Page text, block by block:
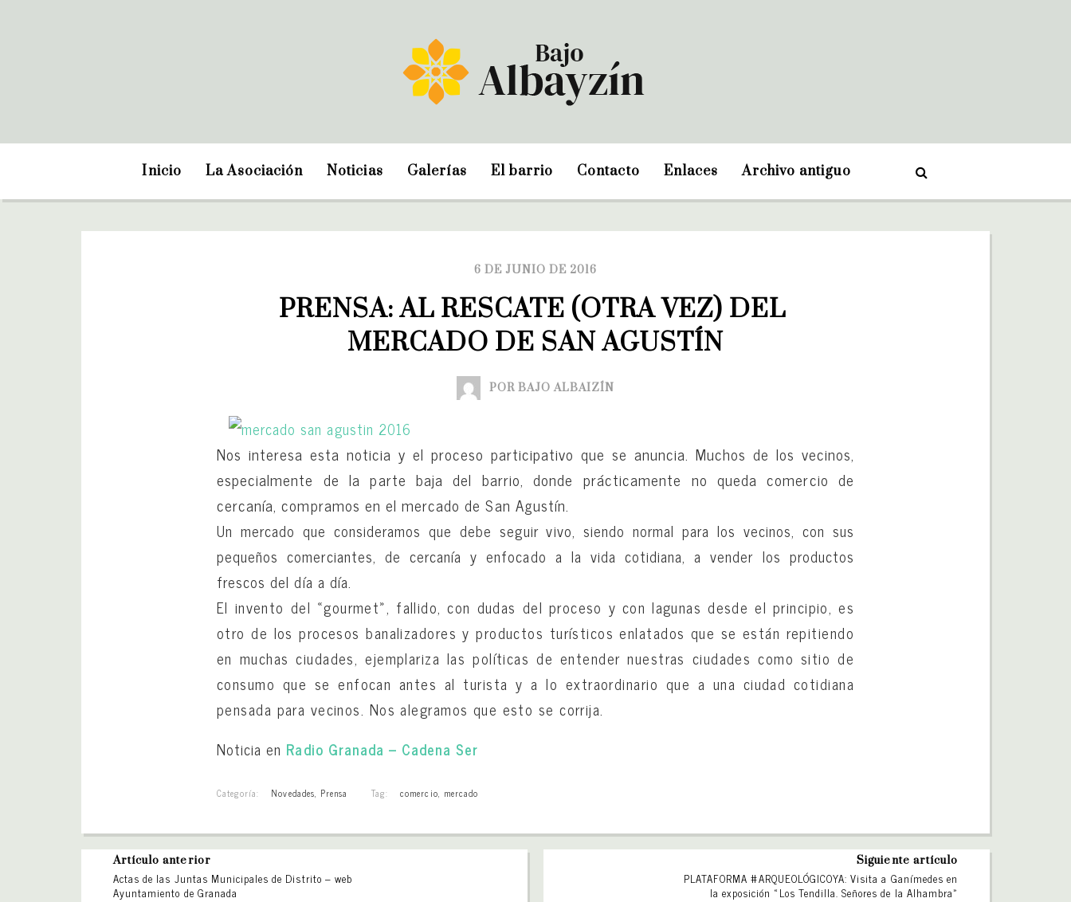
Inicio La Asociación Noticias Galerías El barrio Contacto Enlaces Archivo antiguo
6 DE JUNIO DE 2016
PRENSA: AL RESCATE (OTRA VEZ) DEL
MERCADO DE SAN AGUSTÍN
POR BAJO ALBAIZÍN
Nos interesa esta noticia y el proceso participativo que se anuncia. Muchos de los vecinos,
especialmente de la parte baja del barrio, donde prácticamente no queda comercio de
cercanía, compramos en el mercado de San Agustín.
Un mercado que consideramos que debe seguir vivo, siendo normal para los vecinos, con sus
pequeños comerciantes, de cercanía y enfocado a la vida cotidiana, a vender los productos
frescos del día a día.
El invento del «gourmet», fallido, con dudas del proceso y con lagunas desde el principio, es
otro de los procesos banalizadores y productos turísticos enlatados que se están repitiendo
en muchas ciudades, ejemplariza las políticas de entender nuestras ciudades como sitio de
consumo que se enfocan antes al turista y a lo extraordinario que a una ciudad cotidiana
pensada para vecinos. Nos alegramos que esto se corrija.
Noticia en Radio Granada – Cadena Ser
Categoría: Novedades, Prensa Tag: comercio, mercado
Artículo anterior
Actas de las Juntas Municipales de Distrito – web
Ayuntamiento de Granada
Siguiente artículo
PLATAFORMA #ARQUEOLÓGICOYA: Visita a Ganímedes en
la exposición «Los Tendilla. Señores de la Alhambra»